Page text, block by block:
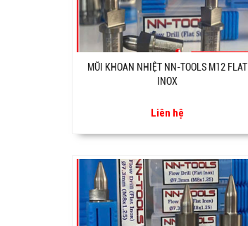
MŨI KHOAN NHIỆT NN-TOOLS M12 FLAT
INOX
Liên hệ